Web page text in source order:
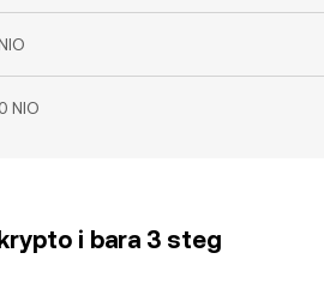
NIO
i bara 3 steg